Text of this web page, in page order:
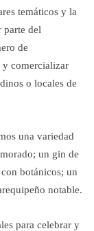
temáticos y la
parte del
de
y comercializar
o locales de
una variedad
un gin de
botánicos; un
notable.
para celebrar y